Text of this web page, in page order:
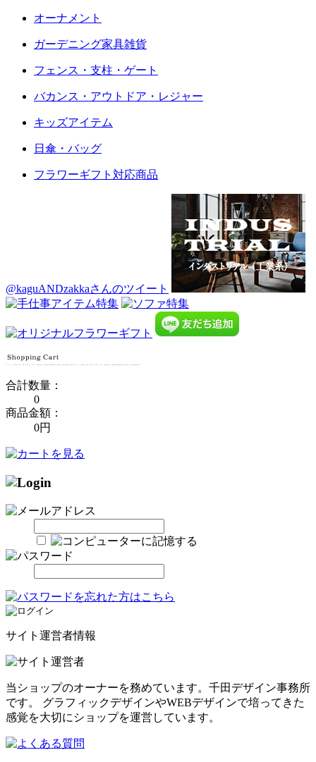
オーナメント
ガーデニング家具雑貨
フェンス・支柱・ゲート
バカンス・アウトドア・レジャー
キッズアイテム
日傘・バッグ
フラワーギフト対応商品
@kaguANDzakkaさんのツイート
合計数量：
0
商品金額：
0円
サイト運営者情報
当ショップのオーナーを務めています。千田デザイン事務所
です。 グラフィックデザインやWEBデザインで培ってきた
感覚を大切にショップを運営しています。